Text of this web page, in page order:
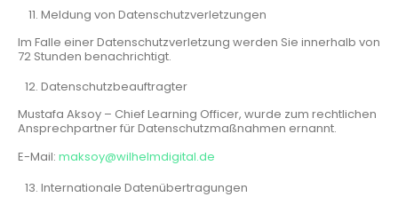
Meldung von Datenschutzverletzungen
Im Falle einer Datenschutzverletzung werden Sie innerhalb von
72 Stunden benachrichtigt.
Datenschutzbeauftragter
Mustafa Aksoy – Chief Learning Officer, wurde zum rechtlichen
Ansprechpartner für Datenschutzmaßnahmen ernannt.
E-Mail: maksoy@wilhelmdigital.de
Internationale Datenübertragungen